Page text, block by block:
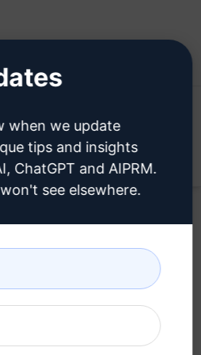
Prompts / Summarize
March 15, 2023
0 217
when we update
tips and insights
ChatGPT and AIPRM.
see elsewhere.